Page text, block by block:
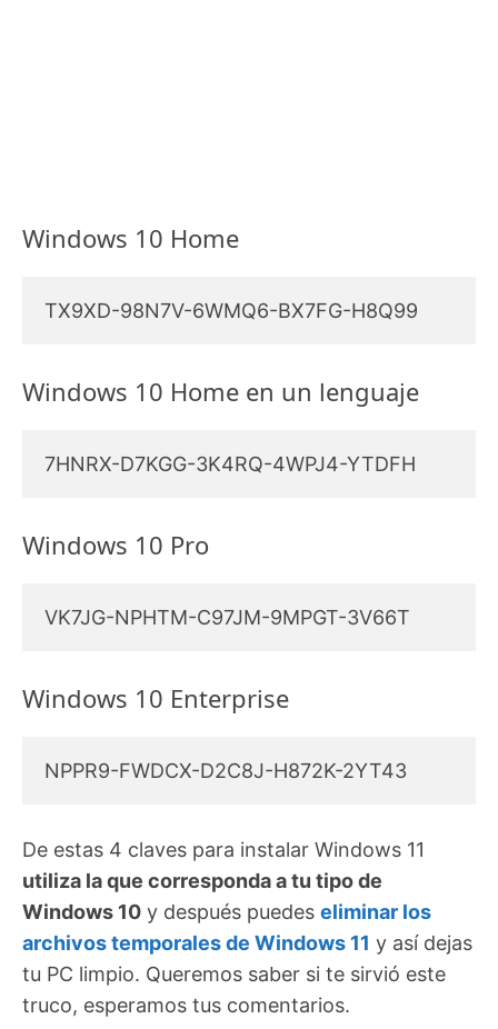
Windows 10 Home
TX9XD-98N7V-6WMQ6-BX7FG-H8Q99
Windows 10 Home en un lenguaje
7HNRX-D7KGG-3K4RQ-4WPJ4-YTDFH
Windows 10 Pro
VK7JG-NPHTM-C97JM-9MPGT-3V66T
Windows 10 Enterprise
NPPR9-FWDCX-D2C8J-H872K-2YT43
De estas 4 claves para instalar Windows 11
utiliza la que corresponda a tu tipo de
Windows 10 y después puedes eliminar los
archivos temporales de Windows 11 y así dejas
tu PC limpio. Queremos saber si te sirvió este
truco, esperamos tus comentarios.